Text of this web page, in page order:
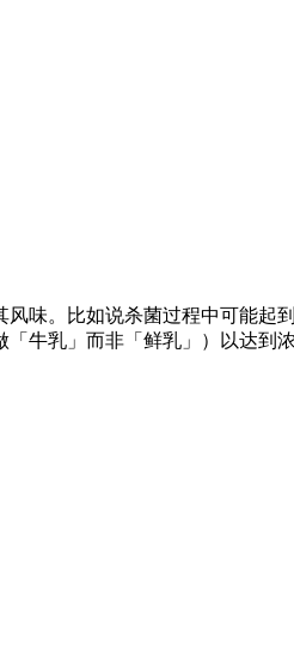
味。比如说杀菌过程中可能
牛乳」而非「鲜乳」）以达到浓